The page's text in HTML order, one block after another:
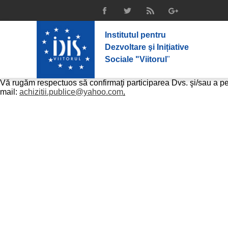
Institutul pentru
Dezvoltare şi Inițiative
Sociale "Viitorul "
MASĂ ROTUNDĂ: TRUCAREA
. Scopul mesei rotunde este de a pune în discuție o
și combaterea acesteia prin cooperarea dintre instituțiile cu
Masa rotundă va avea loc miercuri, 14 decembrie 2017, ora
Evenimentul este organizat în cadrul proiectului «
Îmbunătățiri
Cutting edge improvements in the public procurement system
Vă rugăm respectuos să confirmaţi participarea Dvs. şi/sau a
mail: achizitii.publice@yahoo.com.